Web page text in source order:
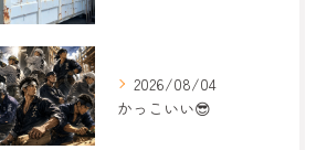
2026/08/04
かっこいい😎